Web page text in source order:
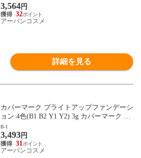
3,564円
32
アーバンコスメ
詳細を見る
カバーマーク ブライトアップファンデーシ
ョン 4色(B1 B2 Y1 Y2) 3g カバーマーク コ
ンシーラー 化粧下地 COVERMARK(coverm
ark)
B-1
3,493円
31
アーバンコスメ